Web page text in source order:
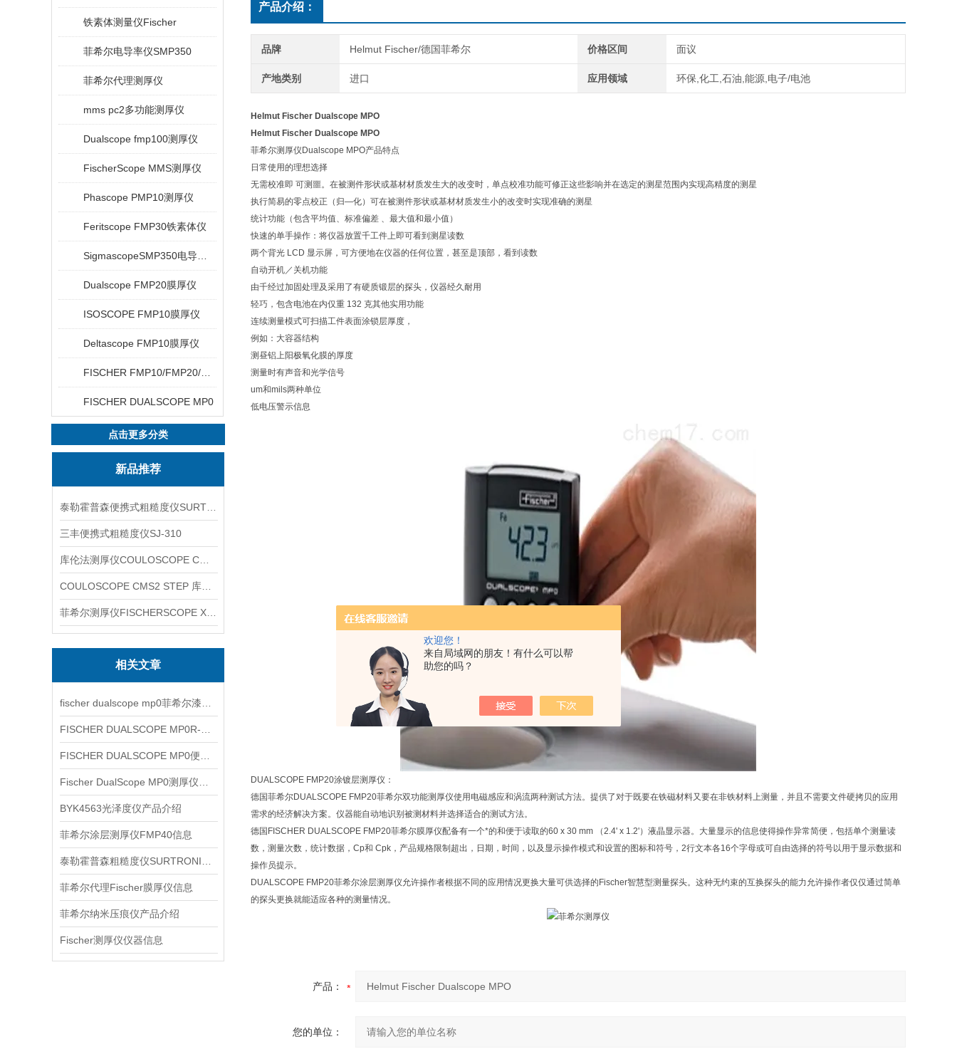
欢迎您！
来自局域网的朋友！有什么可以帮
助您的吗？
铁素体测量仪Fischer
菲希尔电导率仪SMP350
菲希尔代理测厚仪
mms pc2多功能测厚仪
Dualscope fmp100测厚仪
FischerScope MMS测厚仪
Phascope PMP10测厚仪
Feritscope FMP30铁素体仪
Dualscope FMP20膜厚仪
ISOSCOPE FMP10膜厚仪
Deltascope FMP10膜厚仪
FISCHER DUALSCOPE MP0
点击更多分类
新品推荐
三丰便携式粗糙度仪SJ-310
相关文章
BYK4563光泽度仪产品介绍
菲希尔涂层测厚仪FMP40信息
菲希尔代理Fischer膜厚仪信息
菲希尔纳米压痕仪产品介绍
Fischer测厚仪仪器信息
产品介绍：
品牌 Helmut Fischer/德国菲希尔 价格区间 面议
产地类别 进口 应用领域 环保,化工,石油,能源,电子/电池
Helmut Fischer Dualscope MPO
Helmut Fischer Dualscope MPO
菲希尔测厚仪Dualscope MPO产品特点
日常使用的理想选择
无需校准即 可测噩。在被测件形状或基材材质发生大的改变时，单点校准功能可修正这些影响并在选定的测星范围内实现高精度的测星
执行简易的零点校正（归—化）可在被测件形状或基材材质发生小的改变时实现准确的测星
统计功能（包含平均值、标准偏差 、最大值和最小值）
快速的单手操作：将仪器放置千工件上即可看到测星读数
两个背光 LCD 显示屏，可方便地在仪器的任何位置，甚至是顶部，看到读数
自动开机／关机功能
由千经过加固处理及采用了有硬质锻层的探头，仪器经久耐用
轻巧，包含电池在内仅重 132 克其他实用功能
连续测量模式可扫描工件表面涂锁层厚度，
例如：大容器结构
测昼铝上阳极氧化膜的厚度
测量时有声音和光学信号
um和mils两种单位
低电压警示信息
DUALSCOPE FMP20涂镀层测厚仪：
德国菲希尔DUALSCOPE FMP20菲希尔双功能测厚仪使用电磁感应和涡流两种测试方法。提供了对于既要在铁磁材料又要在非铁材料上测量，并且不需要文件硬拷贝的应用
需求的经济解决方案。仪器能自动地识别被测材料并选择适合的测试方法。
德国FISCHER DUALSCOPE FMP20菲希尔膜厚仪配备有一个*的和便于读取的60 x 30 mm （2.4' x 1.2'）液晶显示器。大量显示的信息使得操作异常简便，包括单个测量读
数，测量次数，统计数据，Cp和 Cpk，产品规格限制超出，日期，时间，以及显示操作模式和设置的图标和符号，2行文本各16个字母或可自由选择的符号以用于显示数据和
操作员提示。
DUALSCOPE FMP20菲希尔涂层测厚仪允许操作者根据不同的应用情况更换大量可供选择的Fischer智慧型测量探头。这种无约束的互换探头的能力允许操作者仅仅通过简单
的探头更换就能适应各种的测量情况。
产品：
您的单位：